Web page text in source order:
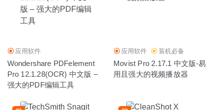
应用软件
Wondershare PDFelement
Pro 12.1.28(OCR) 中文版 –
强大的PDF编辑工具
应用软件 装机必备
Movist Pro 2.17.1 中文版-易
用且强大的视频播放器